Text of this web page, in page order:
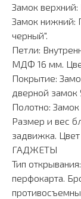
Замок
Замок нижний:
черный".
Петли:
МДФ 16 мм.
Покрытие:
дверной замок
Полотно:
Размер и вес
задвижка.
ГАДЖЕТЫ
Тип
перфокарта.